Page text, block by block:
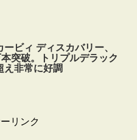
ービィ ディスカバリー、
突破。トリプルデラック
え非常に好調
リンク